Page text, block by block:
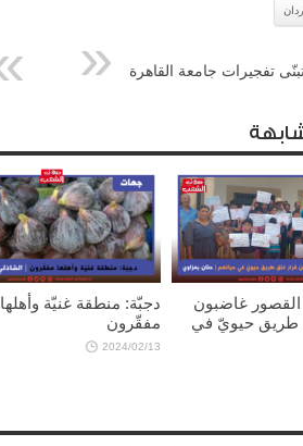
تفجيرات جامعة القاهرة
القصور غاضبون
طريق حيويّ في
دجبّة: منطقة غنيّة وأهلها
مفقّرون
2024/02/13